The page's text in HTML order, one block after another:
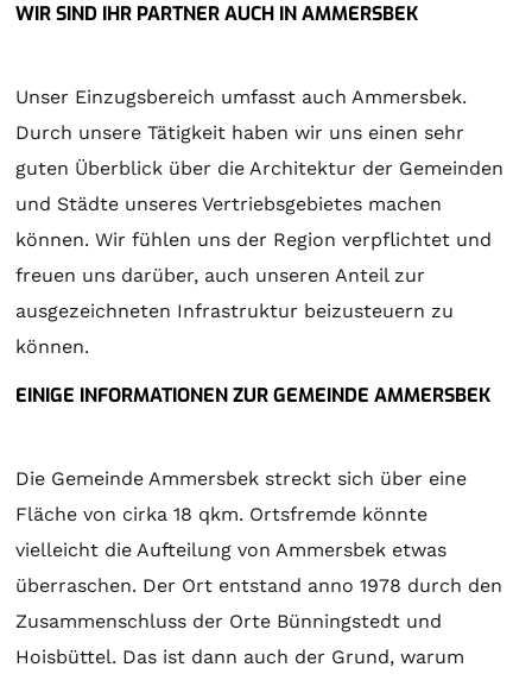
WIR SIND IHR PARTNER AUCH IN AMMERSBEK
Unser Einzugsbereich umfasst auch Ammersbek.
Durch unsere Tätigkeit haben wir uns einen sehr
guten Überblick über die Architektur der Gemeinden
und Städte unseres Vertriebsgebietes machen
können. Wir fühlen uns der Region verpflichtet und
freuen uns darüber, auch unseren Anteil zur
ausgezeichneten Infrastruktur beizusteuern zu
können.
EINIGE INFORMATIONEN ZUR GEMEINDE AMMERSBEK
Die Gemeinde Ammersbek streckt sich über eine
Fläche von cirka 18 qkm. Ortsfremde könnte
vielleicht die Aufteilung von Ammersbek etwas
überraschen. Der Ort entstand anno 1978 durch den
Zusammenschluss der Orte Bünningstedt und
Hoisbüttel. Das ist dann auch der Grund, warum